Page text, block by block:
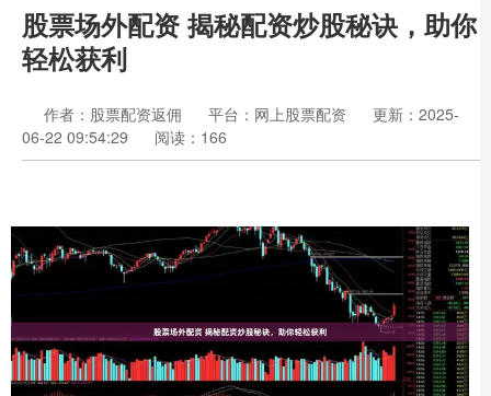
股票场外配资 揭秘配资炒股秘诀，助你
轻松获利
作者：股票配资返佣 平台：网上股票配资
更新：2025-
06-22 09:54:29
阅读：166